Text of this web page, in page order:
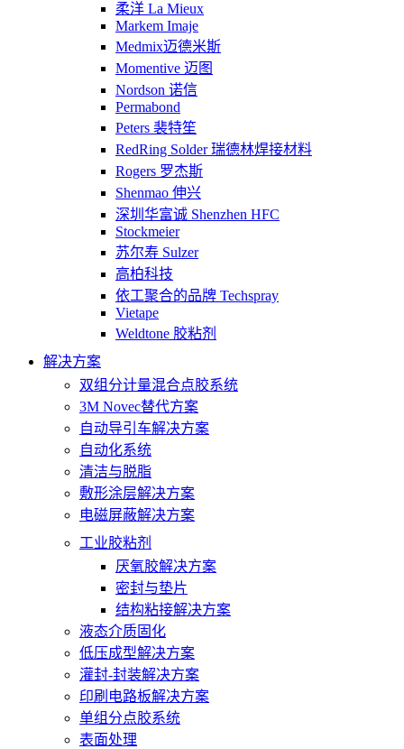
柔洋 La Mieux
Markem Imaje
Medmix迈德米斯
Momentive 迈图
Nordson 诺信
Permabond
Peters 裴特笙
RedRing Solder 瑞德林焊接材料
Rogers 罗杰斯
Shenmao 伸兴
深圳华富诚 Shenzhen HFC
Stockmeier
苏尔寿 Sulzer
高柏科技
依工聚合的品牌 Techspray
Vietape
Weldtone 胶粘剂
解决方案
双组分计量混合点胶系统
3M Novec替代方案
自动导引车解决方案
自动化系统
清洁与脱脂
敷形涂层解决方案
电磁屏蔽解决方案
工业胶粘剂
厌氧胶解决方案
密封与垫片
结构粘接解决方案
液态介质固化
低压成型解决方案
灌封-封装解决方案
印刷电路板解决方案
单组分点胶系统
表面处理